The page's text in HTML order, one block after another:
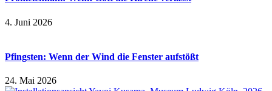
4. Juni 2026
Pfingsten: Wenn der Wind die Fenster aufstößt
24. Mai 2026